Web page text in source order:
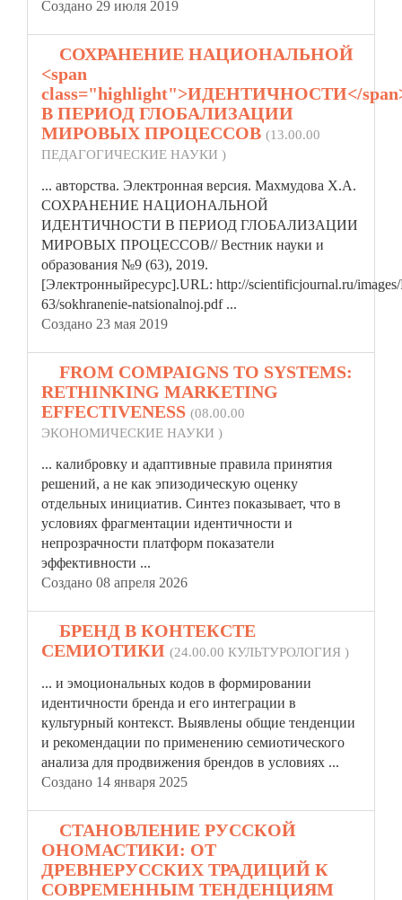
Создано 29 июля 2019
СОХРАНЕНИЕ НАЦИОНАЛЬНОЙ
<span
class="highlight">ИДЕНТИЧНОСТИ</
В ПЕРИОД ГЛОБАЛИЗАЦИИ
МИРОВЫХ ПРОЦЕССОВ (13.00.00
ПЕДАГОГИЧЕСКИЕ НАУКИ )
... авторства. Электронная версия. Махмудова Х.А.
СОХРАНЕНИЕ НАЦИОНАЛЬНОЙ
ИДЕНТИЧНОСТИ В ПЕРИОД ГЛОБАЛИЗАЦИИ
МИРОВЫХ ПРОЦЕССОВ// Вестник науки и
образования №9 (63), 2019.
[Электронныйресурс].URL: http://scientificjournal.ru/
63/sokhranenie-natsionalnoj.pdf ...
Создано 23 мая 2019
FROM COMPAIGNS TO SYSTEMS:
RETHINKING MARKETING
EFFECTIVENESS (08.00.00
ЭКОНОМИЧЕСКИЕ НАУКИ )
... калибровку и адаптивные правила принятия
решений, а не как эпизодическую оценку
отдельных инициатив. Синтез показывает, что в
условиях фрагментации идентичности и
непрозрачности платформ показатели
эффективности ...
Создано 08 апреля 2026
БРЕНД В КОНТЕКСТЕ
СЕМИОТИКИ (24.00.00 КУЛЬТУРОЛОГИЯ )
... и эмоциональных кодов в формировании
идентичности бренда и его интеграции в
культурный контекст. Выявлены общие тенденции
и рекомендации по применению семиотического
анализа для продвижения брендов в условиях ...
Создано 14 января 2025
СТАНОВЛЕНИЕ РУССКОЙ
ОНОМАСТИКИ: ОТ
ДРЕВНЕРУССКИХ ТРАДИЦИЙ К
СОВРЕМЕННЫМ ТЕНДЕНЦИЯМ